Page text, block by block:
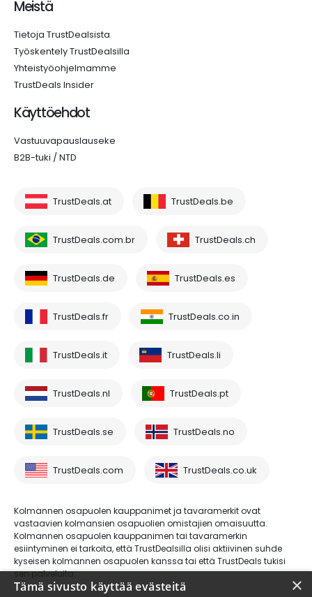
Meistä
Tietoja TrustDealsista
Työskentely TrustDealsilla
Yhteistyöohjelmamme
TrustDeals Insider
Käyttöehdot
Vastuuvapauslauseke
B2B-tuki / NTD
TrustDeals.at TrustDeals.be
TrustDeals.com.br TrustDeals.ch
TrustDeals.de TrustDeals.es
TrustDeals.fr TrustDeals.co.in
TrustDeals.it TrustDeals.li
TrustDeals.nl TrustDeals.pt
TrustDeals.se TrustDeals.no
TrustDeals.com TrustDeals.co.uk
Kolmannen osapuolen kauppanimet ja tavaramerkit ovat
vastaavien kolmansien osapuolien omistajien omaisuutta.
Kolmannen osapuolen kauppanimen tai tavaramerkin
esiintyminen ei tarkoita, että TrustDealsilla olisi aktiivinen suhde
kyseisen kolmannen osapuolen kanssa tai että TrustDeals tukisi
sen palveluita.
×
Tämä sivusto käyttää evästeitä